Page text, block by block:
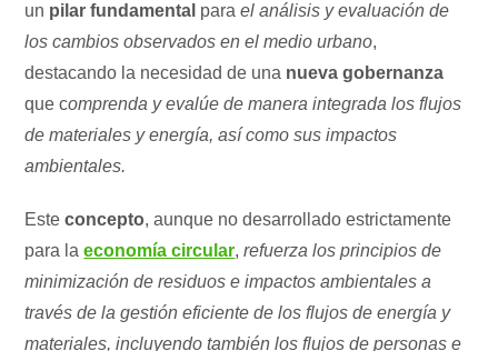
un pilar fundamental parael análisis y evaluación de
los cambios observados en el medio urbano,
destacando la necesidad de una nueva gobernanza
que comprenda y evalúe de manera integrada los flujos
de materiales y energía, así como sus impactos
ambientales.
Esteconcepto, aunque no desarrollado estrictamente
para laeconomía circular,refuerza los principios de
minimización de residuos e impactos ambientales a
través de la gestión eficiente de los flujos de energía y
materiales, incluyendo también los flujos de personas e